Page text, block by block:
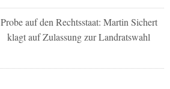
Probe auf den Rechtsstaat: Martin Sichert
klagt auf Zulassung zur Landratswahl